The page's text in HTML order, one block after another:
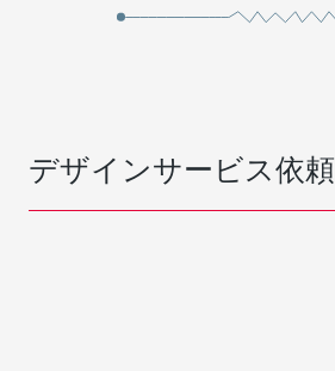
デザインサービス依頼